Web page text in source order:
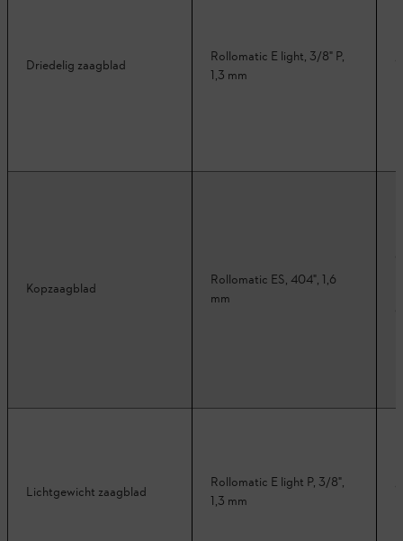
Driedelig zaagblad
Rollomatic E light, 3/8" P,
1,3 mm
Kopzaagblad
Rollomatic ES, 404", 1,6
mm
Lichtgewicht zaagblad
Rollomatic E light P, 3/8",
1,3 mm